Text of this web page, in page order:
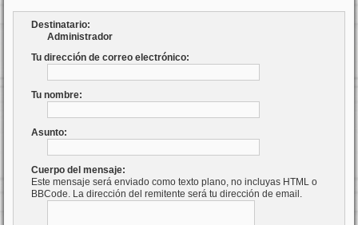
Destinatario:
Administrador
Tu dirección de correo electrónico:
Tu nombre:
Asunto:
Cuerpo del mensaje:
Este mensaje será enviado como texto plano, no incluyas HTML o
BBCode. La dirección del remitente será tu dirección de email.